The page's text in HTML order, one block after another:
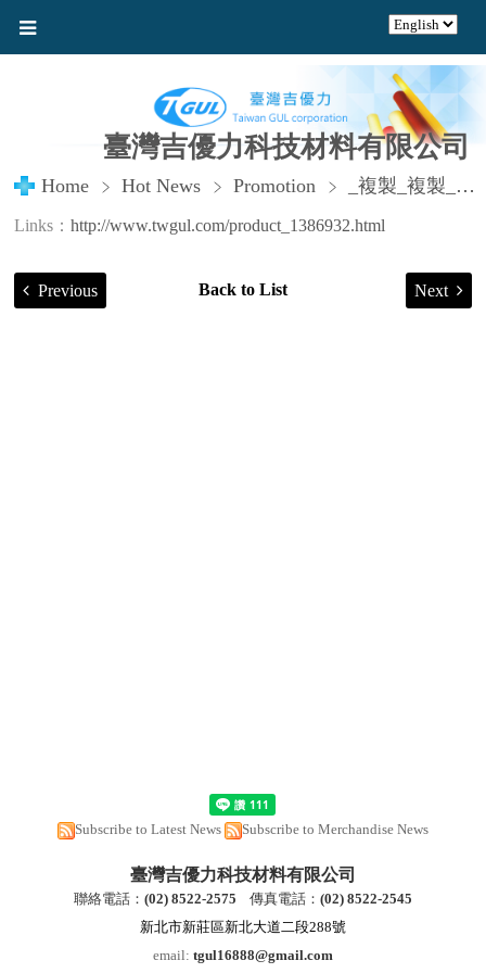
臺灣吉優力科技材料有限公司
Home Hot News Promotion _複製_複製_複製
Links： http://www.twgul.com/product_1386932.html
Previous Back to List Next
Subscribe to Latest News Subscribe to Merchandise News
臺灣吉優力科技材料有限公司
聯絡電話： (02) 8522-2575 傳真電話： (02) 8522-2545
新北市新莊區新北大道二段288號
email: tgul16888@gmail.com